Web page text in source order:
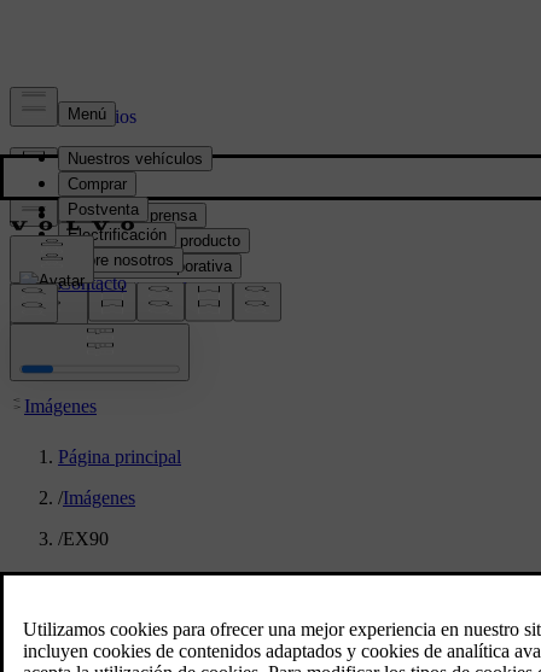
Prensa y Medios
Material de prensa
Información del producto
Información corporativa
Contacto de medios
location:
Imágenes
Página principal
/Imágenes
/EX90